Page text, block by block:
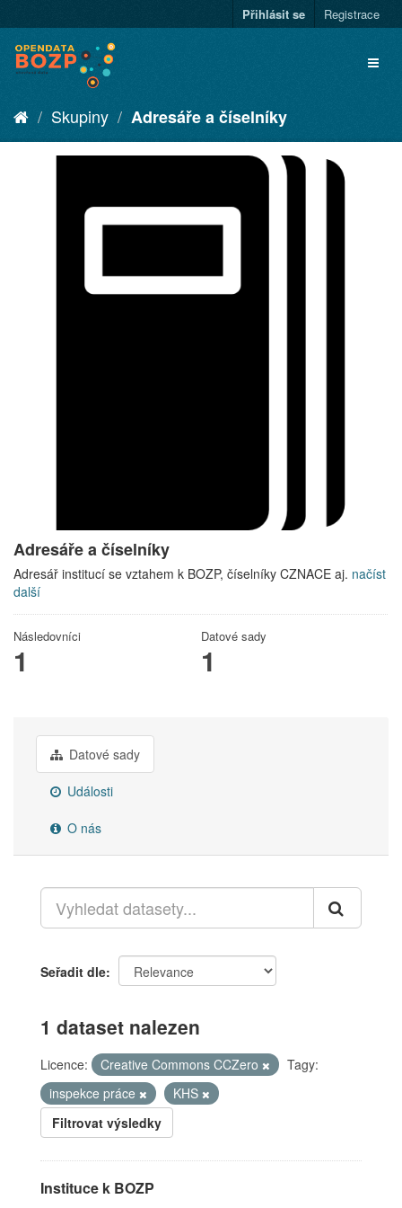
Přihlásit se Registrace
Skupiny Adresáře a číselníky
Adresáře a číselníky
Adresář institucí se vztahem k BOZP, číselníky CZNACE aj. načíst
další
Následovníci
1
Datové sady
1
Datové sady
Události
O nás
Seřadit dle
1 dataset nalezen
Licence: Creative Commons CCZero
Tagy:
inspekce práce
KHS
Filtrovat výsledky
Instituce k BOZP